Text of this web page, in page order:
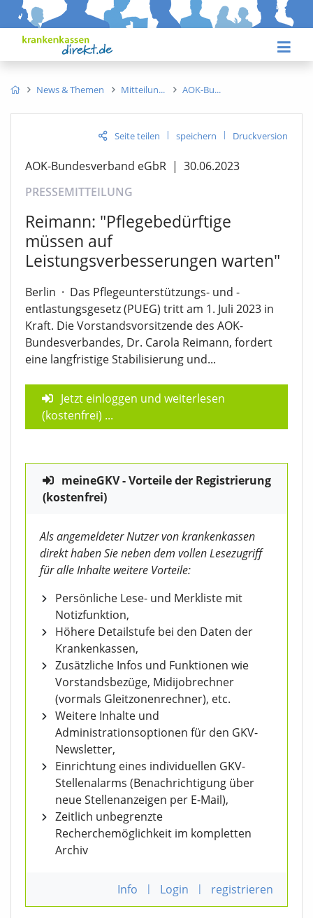
News & Themen Mitteilun AOK-Bu
Seite teilen | speichern | Druckversion
AOK-Bundesverband eGbR | 30.06.2023
PRESSEMITTEILUNG
Reimann: "Pflegebedürftige
müssen auf
Leistungsverbesserungen warten"
Berlin · Das Pflegeunterstützungs- und -
entlastungsgesetz (PUEG) tritt am 1. Juli 2023 in
Kraft. Die Vorstandsvorsitzende des AOK-
Bundesverbandes, Dr. Carola Reimann, fordert
eine langfristige Stabilisierung und...
Jetzt einloggen und weiterlesen
(kostenfrei) ...
meineGKV - Vorteile der Registrierung
(kostenfrei)
Als angemeldeter Nutzer von krankenkassen
direkt haben Sie neben dem vollen Lesezugriff
für alle Inhalte weitere Vorteile:
Persönliche Lese- und Merkliste mit
Notizfunktion,
Höhere Detailstufe bei den Daten der
Krankenkassen,
Zusätzliche Infos und Funktionen wie
Vorstandsbezüge, Midijobrechner
(vormals Gleitzonenrechner), etc.
Weitere Inhalte und
Administrationsoptionen für den GKV-
Newsletter,
Einrichtung eines individuellen GKV-
Stellenalarms (Benachrichtigung über
neue Stellenanzeigen per E-Mail),
Zeitlich unbegrenzte
Recherchemöglichkeit im kompletten
Archiv
Info | Login | registrieren